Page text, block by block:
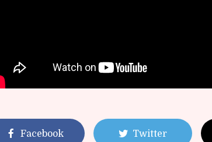
Facebook Twitter